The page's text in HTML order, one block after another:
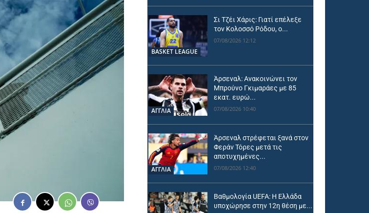
BASKET LEAGUE
Σι Τζέι Χάρις: Γιατί επέλεξε
τον Κολοσσό Ρόδου, ο...
07/08/2026 12:12
ΑΓΓΛΙΑ
Άρσεναλ: Ανακοινώνει τον
Μπρούνο Γκιμαράες με 85
εκατ. ευρώ...
07/08/2026 10:40
ΑΓΓΛΙΑ
Άρσεναλ στρέφεται ξανά στον
Φεράν Τόρες μετά τις
αποτυχημένες...
07/08/2026 12:40
Βαθμολογία UEFA: Η Ελλάδα
υποχώρησε στην 12η θέση με...